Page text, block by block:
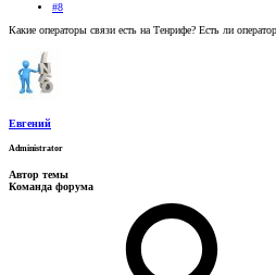
#8
Какие операторы связи есть на Тенрифе? Есть ли
Евгений
Administrator
Автор темы
Команда форума